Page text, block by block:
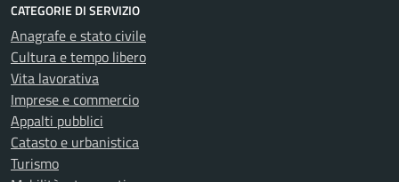
CATEGORIE DI SERVIZIO
Anagrafe e stato civile
Cultura e tempo libero
Vita lavorativa
Imprese e commercio
Appalti pubblici
Catasto e urbanistica
Turismo